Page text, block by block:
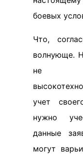
боевых
Что,
волнующе.
не
учет
нужно
данные
могут